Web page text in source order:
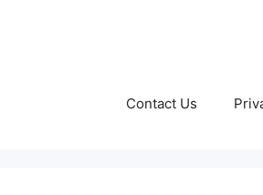
Contact Us